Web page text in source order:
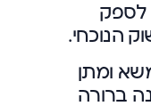
לספק
הנוכחי.
ומתן
ברורה